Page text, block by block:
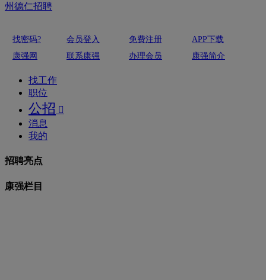
州德仁招聘
找密码? 会员登入 免费注册
APP下载
康强网
联系康强 办理会员 康强简介
找工作
职位
公招 
消息
我的
招聘亮点
康强栏目